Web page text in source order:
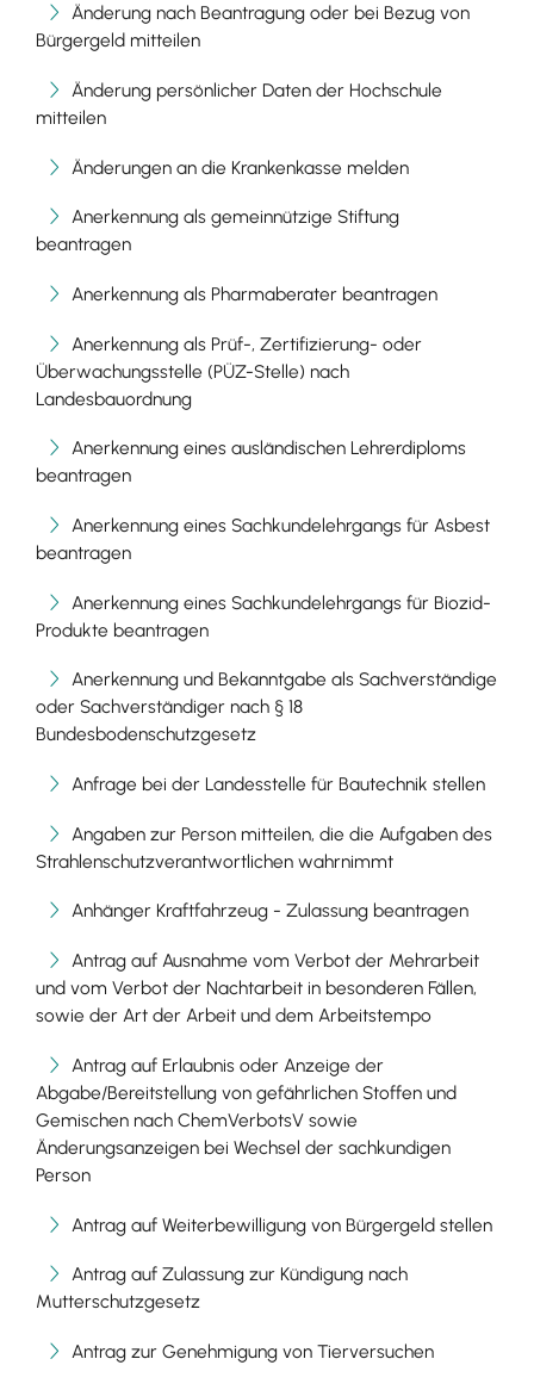
Änderung nach Beantragung oder bei Bezug von
Bürgergeld mitteilen
Änderung persönlicher Daten der Hochschule
mitteilen
Änderungen an die Krankenkasse melden
Anerkennung als gemeinnützige Stiftung
beantragen
Anerkennung als Pharmaberater beantragen
Anerkennung als Prüf-, Zertifizierung- oder
Überwachungsstelle (PÜZ-Stelle) nach
Landesbauordnung
Anerkennung eines ausländischen Lehrerdiploms
beantragen
Anerkennung eines Sachkundelehrgangs für Asbest
beantragen
Anerkennung eines Sachkundelehrgangs für Biozid-
Produkte beantragen
Anerkennung und Bekanntgabe als Sachverständige
oder Sachverständiger nach § 18
Bundesbodenschutzgesetz
Anfrage bei der Landesstelle für Bautechnik stellen
Angaben zur Person mitteilen, die die Aufgaben des
Strahlenschutzverantwortlichen wahrnimmt
Anhänger Kraftfahrzeug - Zulassung beantragen
Antrag auf Ausnahme vom Verbot der Mehrarbeit
und vom Verbot der Nachtarbeit in besonderen Fällen,
sowie der Art der Arbeit und dem Arbeitstempo
Antrag auf Erlaubnis oder Anzeige der
Abgabe/Bereitstellung von gefährlichen Stoffen und
Gemischen nach ChemVerbotsV sowie
Änderungsanzeigen bei Wechsel der sachkundigen
Person
Antrag auf Weiterbewilligung von Bürgergeld stellen
Antrag auf Zulassung zur Kündigung nach
Mutterschutzgesetz
Antrag zur Genehmigung von Tierversuchen